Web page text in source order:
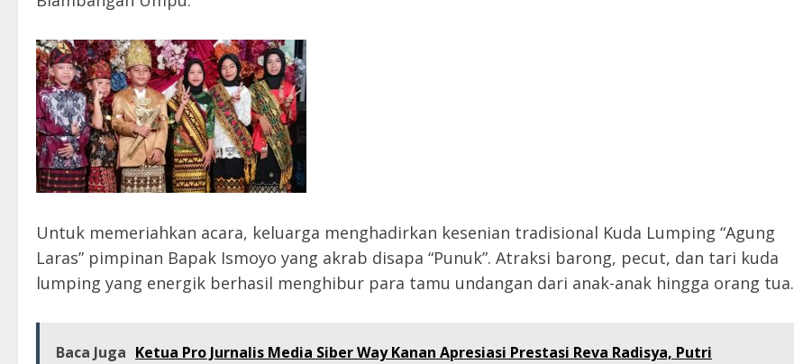
Untuk memeriahkan acara, keluarga menghadirkan kesenian tradisional Kuda Lumping “Agung
Laras” pimpinan Bapak Ismoyo yang akrab disapa “Punuk”. Atraksi barong, pecut, dan tari kuda
lumping yang energik berhasil menghibur para tamu undangan dari anak-anak hingga orang tua.
Baca Juga Ketua Pro Jurnalis Media Siber Way Kanan Apresiasi Prestasi Reva Radisya, Putri